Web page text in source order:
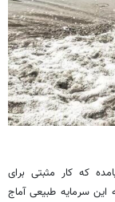
که کار مثبتی برای
بیش از ۴۵ سال است که این سرمایه طبیعی آماج